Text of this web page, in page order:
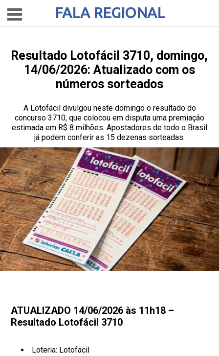
FALA REGIONAL
Resultado Lotofácil 3710, domingo,
14/06/2026: Atualizado com os
números sorteados
A Lotofácil divulgou neste domingo o resultado do
concurso 3710, que colocou em disputa uma premiação
estimada em R$ 8 milhões. Apostadores de todo o Brasil
já podem conferir as 15 dezenas sorteadas.
ATUALIZADO 14/06/2026 às 11h18 –
Resultado Lotofácil 3710
Loteria: Lotofácil